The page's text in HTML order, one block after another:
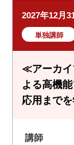
2027年12月
単独講師
≪アーカイ
よる高機
応用まで
講師